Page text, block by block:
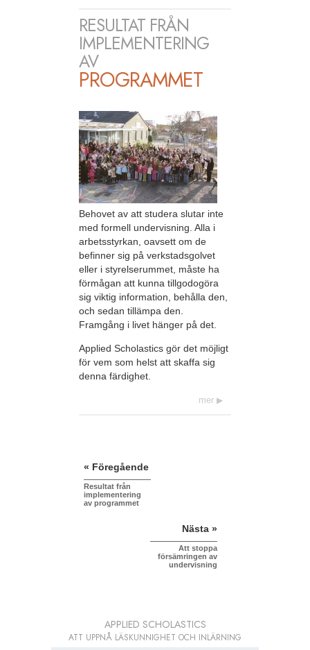
RESULTAT FRÅN
IMPLEMENTERING
AV
PROGRAMMET
Behovet av att studera slutar inte
med formell undervisning. Alla i
arbetsstyrkan, oavsett om de
befinner sig på verkstadsgolvet
eller i styrelserummet, måste ha
förmågan att kunna tillgodogöra
sig viktig information, behålla den,
och sedan tillämpa den.
Framgång i livet hänger på det.
Applied Scholastics gör det möjligt
för vem som helst att skaffa sig
denna färdighet.
mer
« Föregående
Resultat från
implementering
av programmet
Nästa »
Att stoppa
försämringen av
undervisning
APPLIED SCHOLASTICS
ATT UPPNÅ LÄSKUNNIGHET OCH INLÄRNING